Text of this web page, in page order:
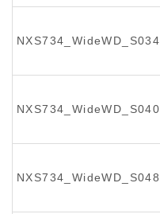
NXS734_WideWD_S034
NXS734_WideWD_S040
NXS734_WideWD_S048